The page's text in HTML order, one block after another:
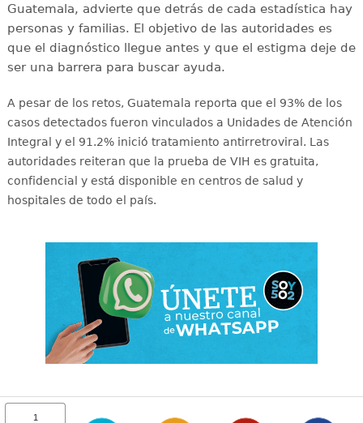
Guatemala, advierte que detrás de cada estadística hay
personas y familias. El objetivo de las autoridades es
que el diagnóstico llegue antes y que el estigma deje de
ser una barrera para buscar ayuda.
A pesar de los retos, Guatemala reporta que el 93% de los
casos detectados fueron vinculados a Unidades de Atención
Integral y el 91.2% inició tratamiento antirretroviral . Las
autoridades reiteran que la prueba de VIH es gratuita,
confidencial y está disponible en centros de salud y
hospitales de todo el país.
1